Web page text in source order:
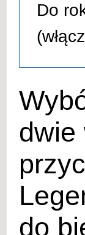
Do
dwie
do